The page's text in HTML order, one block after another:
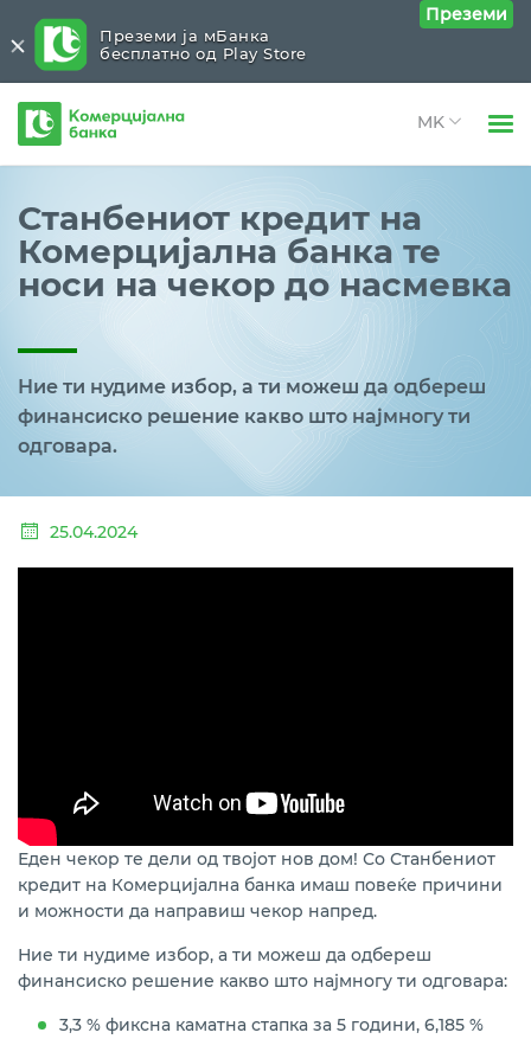
Open
Правни лица
Open
За нас
Блог
Комерцијална
банка
Станбениот кредит на
Комерцијална банка те
носи на чекор до насмевка
Ние ти нудиме избор, а ти можеш да одбереш
финансиско решение какво што најмногу ти
одговара.
25.04.2024
Еден чекор те дели од твојот нов дом! Со Станбениот
кредит на Комерцијална банка имаш повеќе причини
и можности да направиш чекор напред.
Ние ти нудиме избор, а ти можеш да одбереш
финансиско решение какво што најмногу ти одговара:
3,3 % фиксна каматна стапка за 5 години, 6,185 %
Преземи ја мБанка
бесплатно од Play Store
Преземи